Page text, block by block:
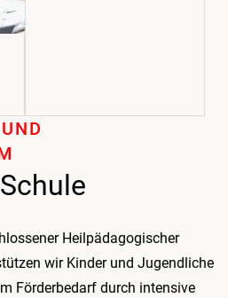
Heilpädagogischer
wir Kinder und Jugendliche
Förderbedarf durch intensive